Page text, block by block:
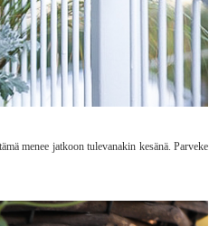
menee jatkoon tulevanakin kesänä. Parveke